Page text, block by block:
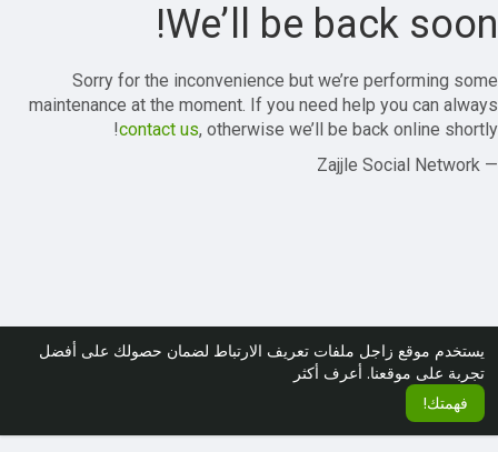
يستخدم موقع زاجل ملفات تعريف الارتباط لضمان حصولك على أفضل
تجربة على موقعنا. أعرف أكثر
فهمتك!
We’ll be back soon!
Sorry for the inconvenience but we’re performing some
maintenance at the moment. If you need help you can always
contact us, otherwise we’ll be back online shortly!
— Zajjle Social Network